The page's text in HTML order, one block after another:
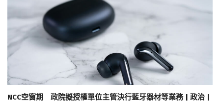
NCC空窗期 政院擬授權單位主管決行藍牙器材等業務 | 政治 |